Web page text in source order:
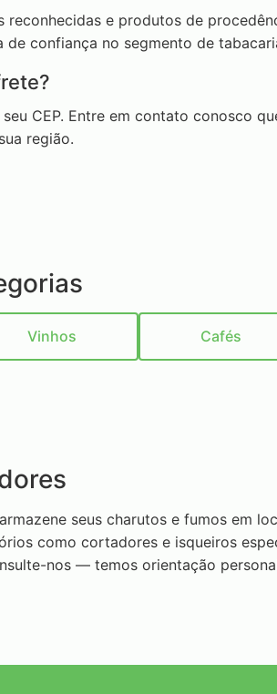
reconhecidas e produtos de
de confiança no segmento de
CEP. Entre em contato conosco
região.
Vinhos Cafés
seus charutos e fumos em
como cortadores e isqueiros
nos — temos orientação